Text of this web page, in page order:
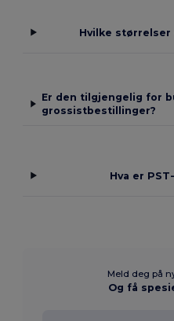
Hvilke
Er den tilgjengelig for
grossistbestillinger?
Hva er
Meld deg på
Og få